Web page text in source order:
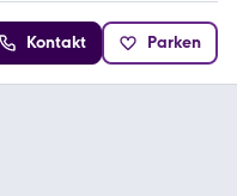
Kontakt Parken